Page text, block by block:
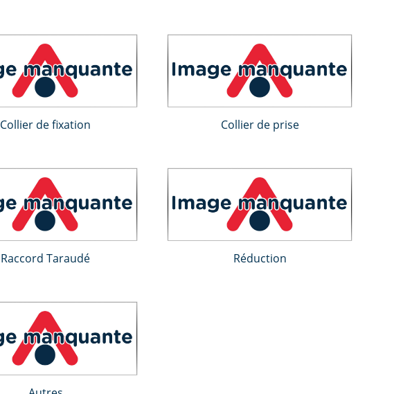
Collier de fixation Collier de prise
Raccord Taraudé Réduction